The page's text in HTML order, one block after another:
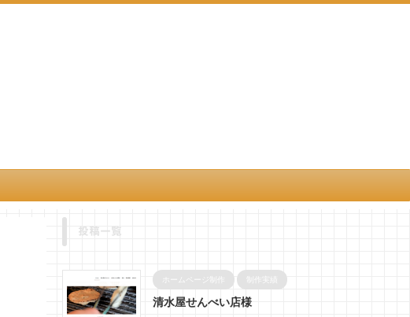
投稿一覧
ホームページ制作 制作実績
清水屋せんべい店様